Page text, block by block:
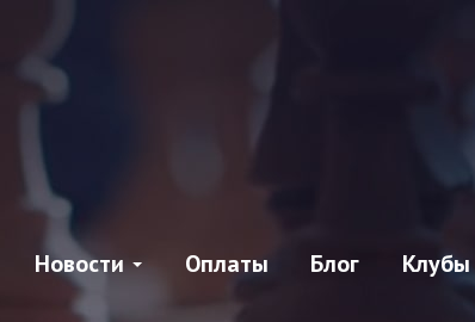
Новости Оплаты Блог Клубы